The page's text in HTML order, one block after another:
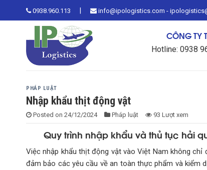
to
0938.960.113 | info@ipologistics.com -
CÔNG TY
Hotline: 0938
PHÁP LUẬT
Nhập khẩu thịt động vật
Posted on 24/12/2024 Pháp luật 93 Lượt xem
Quy trình nhập khẩu và thủ tục hải
Việc nhập khẩu thịt động vật vào Việt Nam không
đảm bảo các yêu cầu về an toàn thực phẩm và kiểm